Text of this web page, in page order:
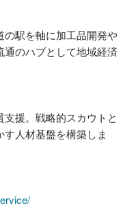
駅を軸に加工品開発や
のハブとして地域経済
援。戦略的スカウトと
人材基盤を構築しま